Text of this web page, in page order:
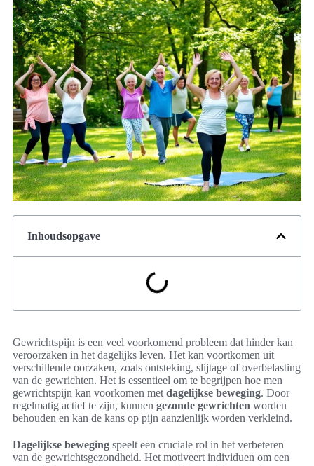
Inhoudsopgave
Gewrichtspijn is een veel voorkomend probleem dat hinder kan
veroorzaken in het dagelijks leven. Het kan voortkomen uit
verschillende oorzaken, zoals ontsteking, slijtage of overbelasting
van de gewrichten. Het is essentieel om te begrijpen hoe men
gewrichtspijn kan voorkomen met dagelijkse beweging. Door
regelmatig actief te zijn, kunnen gezonde gewrichten worden
behouden en kan de kans op pijn aanzienlijk worden verkleind.
Dagelijkse beweging speelt een cruciale rol in het verbeteren
van de gewrichtsgezondheid. Het motiveert individuen om een